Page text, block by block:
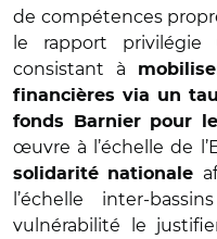
de compétences
le rapport privilégie
consistant à
financières via un
fonds Barnier pour
œuvre à l’échelle de
solidarité nationale
l’échelle inter-
vulnérabilité le